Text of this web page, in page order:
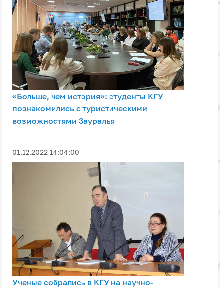
«Больше, чем история»: студенты КГУ
познакомились с туристическими
возможностями Зауралья
01.12.2022 14:04:00
Ученые собрались в КГУ на научно-